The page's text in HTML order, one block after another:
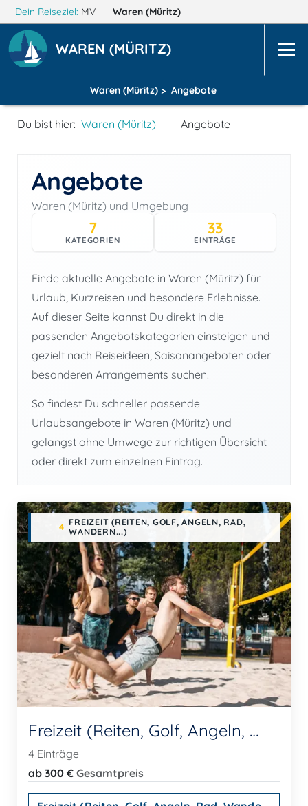
Dein Reiseziel: MV Waren (Müritz)
WAREN (MÜRITZ)
Waren (Müritz) > Angebote
Du bist hier: Waren (Müritz) Angebote
Angebote
Waren (Müritz) und Umgebung
7
KATEGORIEN
33
EINTRÄGE
Finde aktuelle Angebote in Waren (Müritz) für
Urlaub, Kurzreisen und besondere Erlebnisse.
Auf dieser Seite kannst Du direkt in die
passenden Angebotskategorien einsteigen und
gezielt nach Reiseideen, Saisonangeboten oder
besonderen Arrangements suchen.
So findest Du schneller passende
Urlaubsangebote in Waren (Müritz) und
gelangst ohne Umwege zur richtigen Übersicht
oder direkt zum einzelnen Eintrag.
4 FREIZEIT (REITEN, GOLF, ANGELN, RAD,
WANDERN...)
Freizeit (Reiten, Golf, Angeln, Rad, Wandern...)
4 Einträge
ab 300 € Gesamtpreis